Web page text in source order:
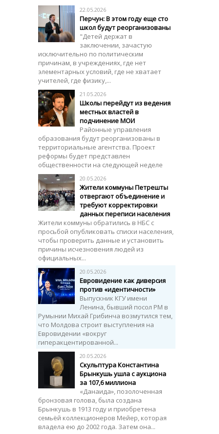
22.05.2026
Перчун: В этом году еще сто
школ будут реорганизованы
"Детей держат в
заключении, зачастую
исключительно по политическим
причинам, в учреждениях, где нет
элементарных условий, где не хватает
учителей, где физику,...
21.05.2026
Школы перейдут из ведения
местных властей в
подчинение МОИ
Районные управления
образования будут реорганизованы в
территориальные агентства. Проект
реформы будет представлен
общественности на следующей неделе
20.05.2026
Жители коммуны Петрешты
отвергают объединение и
требуют корректировки
данных переписи населения
Жители коммуны обратились в НБС с
просьбой опубликовать списки населения,
чтобы проверить данные и установить
причины исчезновения людей из
официальных...
20.05.2026
Евровидение как диверсия
против «идентичности»
Выпускник КГУ имени
Ленина, бывший посол РМ в
Румынии Михай Грибинча возмутился тем,
что Молдова строит выступления на
Евровидении «вокруг
гиперакцентированной...
20.05.2026
Скульптура Константина
Брынкушь ушла с аукциона
за 107,6 миллиона
«Данаида», позолоченная
бронзовая голова, была создана
Брынкушь в 1913 году и приобретена
семьёй коллекционеров Мейер, которая
владела ею до 2002 года. Затем она...